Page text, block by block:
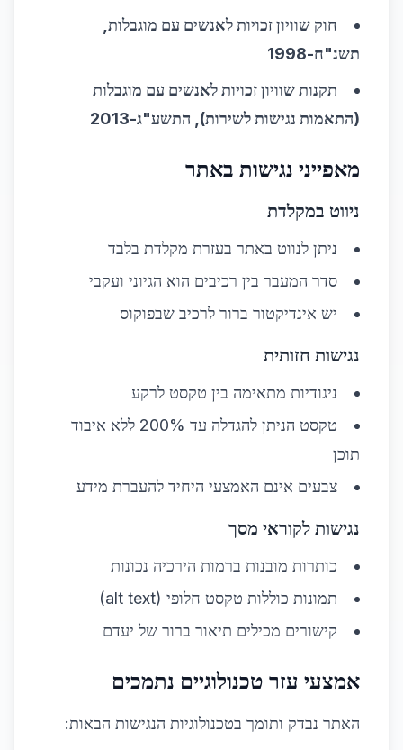
חוק שוויון זכויות לאנשים עם מוגבלות,
תשנ"ח-1998
תקנות שוויון זכויות לאנשים עם מוגבלות
(התאמות נגישות לשירות), התשע"ג-2013
מאפייני נגישות באתר
ניווט במקלדת
ניתן לנווט באתר בעזרת מקלדת בלבד
סדר המעבר בין רכיבים הוא הגיוני ועקבי
יש אינדיקטור ברור לרכיב שבפוקוס
נגישות חזותית
ניגודיות מתאימה בין טקסט לרקע
טקסט הניתן להגדלה עד 200% ללא איבוד
תוכן
צבעים אינם האמצעי היחיד להעברת מידע
נגישות לקוראי מסך
כותרות מובנות ברמות הירכיה נכונות
תמונות כוללות טקסט חלופי (alt text)
קישורים מכילים תיאור ברור של יעדם
אמצעי עזר טכנולוגיים נתמכים
האתר נבדק ותומך בטכנולוגיות הנגישות הבאות: